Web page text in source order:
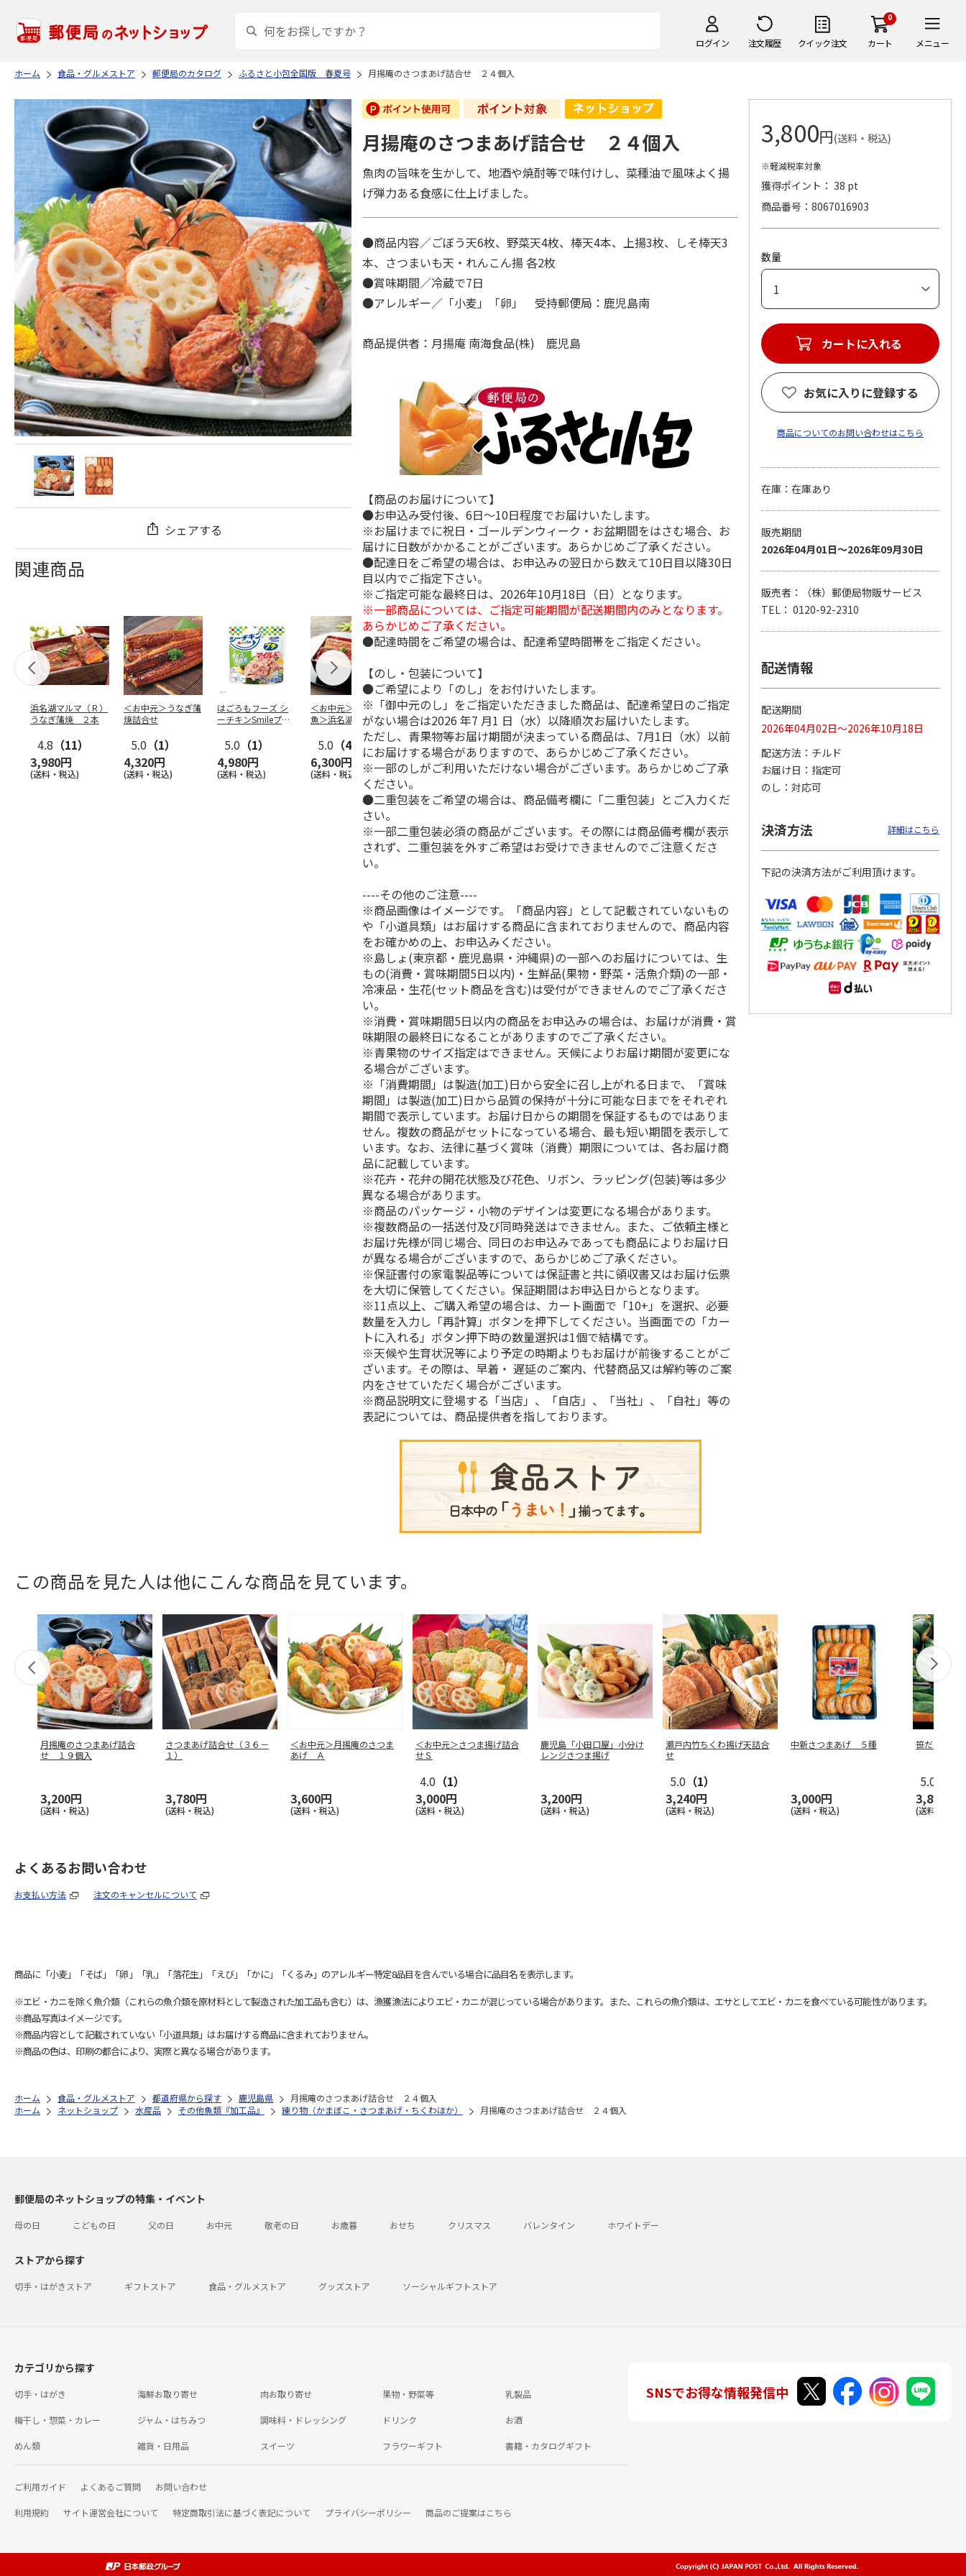
ログイン 注文履歴 クイック注文
0
カート メニュー
ホーム 食品・グルメストア 郵便局のカタログ ふるさと小包全国版 春夏号 月揚庵のさつまあげ詰合せ ２４個入
シェアする
関連商品
浜名湖マルマ（Ｒ）
うなぎ蒲焼 ２本
4.8 （11）
3,980円
(送料・税込)
＜お中元＞うなぎ蒲
焼詰合せ
5.0 （1）
4,320円
(送料・税込)
はごろもフーズ シ
ーチキンSmileプチ
5.0 （1）
4,980円
(送料・税込)
＜お中元＞＜大和養
魚＞浜名湖うなぎ蒲
5.0 （4）
6,300円
(送料・税込)
＜お中元＞うなぎ蒲
焼詰合せ
5,400円
(送料・税込)
＜お中元＞＜大和養
魚＞浜名湖うなぎ蒲
焼４本
5.0（1）
11,800円
(送料・税込)
＜お中元＞レンジで
簡単焼魚 ５切セッ
ト
5.0（1）
3,780円
(送料・税込)
呼子朝市ひもの詰合
せ
4.5 （8）
3,300円
(送料・税込)
＜お中元＞愛知三河
ト
5.0
（1）
5,800円
(送料・税込)
月揚庵のさつまあげ詰合せ ２４個入
魚肉の旨味を生かして、地酒や焼酎等で味付けし、菜種油で風味よく揚
げ弾力ある食感に仕上げました。
●商品内容／ごぼう天6枚、野菜天4枚、棒天4本、上揚3枚、しそ棒天3
本、さつまいも天・れんこん揚 各2枚
●賞味期間／冷蔵で7日
●アレルギー／「小麦」「卵」 受持郵便局：鹿児島南
商品提供者：月揚庵 南海食品(株) 鹿児島
【商品のお届けについて】
●お申込み受付後、6日～10日程度でお届けいたします。
※お届けまでに祝日・ゴールデンウィーク・お盆期間をはさむ場合、お
届けに日数がかかることがございます。あらかじめご了承ください。
●配達日をご希望の場合は、お申込みの翌日から数えて10日目以降30日
目以内でご指定下さい。
※ご指定可能な最終日は、2026年10月18日（日）となります。
※一部商品については、ご指定可能期間が配送期間内のみとなります。
あらかじめご了承ください。
●配達時間をご希望の場合は、配達希望時間帯をご指定ください。
【のし・包装について】
●ご希望により「のし」をお付けいたします。
※「御中元のし」をご指定いただきました商品は、配達希望日のご指定
がない場合は2026 年7 月1 日（水）以降順次お届けいたします。
ただし、青果物等お届け期間が決まっている商品は、7月1日（水）以前
にお届けする場合がありますので、あらかじめご了承ください。
※一部のしがご利用いただけない場合がございます。あらかじめご了承
ください。
●二重包装をご希望の場合は、商品備考欄に「二重包装」とご入力くだ
さい。
※一部二重包装必須の商品がございます。その際には商品備考欄が表示
されず、二重包装を外すご希望はお受けできませんのでご注意くださ
い。
----その他のご注意----
※商品画像はイメージです。「商品内容」として記載されていないもの
や「小道具類」はお届けする商品に含まれておりませんので、商品内容
をお確かめの上、お申込みください。
※島しょ(東京都・鹿児島県・沖縄県)の一部へのお届けについては、生
もの(消費・賞味期間5日以内)・生鮮品(果物・野菜・活魚介類)の一部・
冷凍品・生花(セット商品を含む)は受付ができませんのでご了承くださ
い。
※消費・賞味期間5日以内の商品をお申込みの場合は、お届けが消費・賞
味期限の最終日になることがありますのでご了承ください。
※青果物のサイズ指定はできません。天候によりお届け期間が変更にな
る場合がございます。
※「消費期間」は製造(加工)日から安全に召し上がれる日まで、「賞味
期間」は製造(加工)日から品質の保持が十分に可能な日までをそれぞれ
期間で表示しています。お届け日からの期間を保証するものではありま
せん。複数の商品がセットになっている場合、最も短い期間を表示して
います。なお、法律に基づく賞味（消費）期限については、各お届け商
品に記載しています。
※花卉・花弁の開花状態及び花色、リボン、ラッピング(包装)等は多少
異なる場合があります。
※商品のパッケージ・小物のデザインは変更になる場合があります。
※複数商品の一括送付及び同時発送はできません。また、ご依頼主様と
お届け先様が同じ場合、同日のお申込みであっても商品によりお届け日
が異なる場合がございますので、あらかじめご了承ください。
※保証書付の家電製品等については保証書と共に領収書又はお届け伝票
を大切に保管してください。保証期間はお申込日からとなります。
※11点以上、ご購入希望の場合は、カート画面で「10+」を選択、必要
数量を入力し「再計算」ボタンを押下してください。当画面での「カー
トに入れる」ボタン押下時の数量選択は1個で結構です。
※天候や生育状況等により予定の時期よりもお届けが前後することがご
ざいます。その際は、早着・ 遅延のご案内、代替商品又は解約等のご案
内をさせていただく場合がございます。
※商品説明文に登場する「当店」、「自店」、「当社」、「自社」等の
表記については、商品提供者を指しております。
3,800円(送料・税込)
※軽減税率対象
獲得ポイント： 38 pt
商品番号
8067016903
数量
カートに入れる
お気に入りに登録する
商品についてのお問い合わせはこちら
在庫：在庫あり
販売期間
2026年04月01日～2026年09月30日
販売者：（株）郵便局物販サービス
TEL： 0120-92-2310
配送情報
配送期間
2026年04月02日～2026年10月18日
配送方法
チルド
お届け日
指定可
のし
対応可
決済方法 詳細はこちら
下記の決済方法がご利用頂けます。
この商品を見た人は他にこんな商品を見ています。
月揚庵のさつまあげ詰合
せ １９個入
3,200円
(送料・税込)
さつまあげ詰合せ（３６－
１）
3,780円
(送料・税込)
＜お中元＞月揚庵のさつま
あげ Ａ
3,600円
(送料・税込)
＜お中元＞さつま揚げ詰合
せＳ
4.0 （1）
3,000円
(送料・税込)
鹿児島「小田口屋」小分け
レンジさつま揚げ
3,200円
(送料・税込)
瀬戸内竹ちくわ揚げ天詰合
せ
5.0 （1）
3,240円
(送料・税込)
中新さつまあげ ５種
3,000円
(送料・税込)
笹だんご（
5.0
3,800円
(送料・税込)
よくあるお問い合わせ
お支払い方法 注文のキャンセルについて
商品に「小麦」「そば」「卵」「乳」「落花生」「えび」「かに」「くるみ」のアレルギー特定8品目を含んでいる場合に品目名を表示します。
※エビ・カニを除く魚介類（これらの魚介類を原材料として製造された加工品も含む）は、漁獲漁法によりエビ・カニが混じっている場合があります。また、これらの魚介類は、エサとしてエビ・カニを食べている可能性があります。
※商品写真はイメージです。
※商品内容として記載されていない「小道具類」はお届けする商品に含まれておりません。
※商品の色は、印刷の都合により、実際と異なる場合があります。
ホーム 食品・グルメストア 都道府県から探す 鹿児島県
月揚庵のさつまあげ詰合せ ２４個入
ホーム
ネットショップ 水産品 その他魚類『加工品』 練り物（かまぼこ・さつまあげ・ちくわほか） 月揚庵のさつまあげ詰合せ ２４個入
郵便局のネットショップの特集・イベント
母の日 こどもの日 父の日 お中元 敬老の日 お歳暮 おせち クリスマス バレンタイン ホワイトデー
ストアから探す
切手・はがきストア ギフトストア 食品・グルメストア グッズストア ソーシャルギフトストア
カテゴリから探す
切手・はがき 海鮮お取り寄せ 肉お取り寄せ 果物・野菜等 乳製品
梅干し・惣菜・カレー ジャム・はちみつ 調味料・ドレッシング ドリンク お酒
めん類 雑貨・日用品 スイーツ フラワーギフト 書籍・カタログギフト
ご利用ガイド よくあるご質問 お問い合わせ
利用規約 サイト運営会社について 特定商取引法に基づく表記について プライバシーポリシー 商品のご提案はこちら
SNSでお得な情報発信中